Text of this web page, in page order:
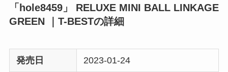
「hole8459」 RELUXE MINI BALL LINKAGE
GREEN ｜T-BESTの詳細
発売日 2023-01-24